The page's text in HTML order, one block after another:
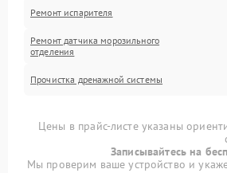
Ремонт испарителя
Ремонт датчика морозильного
отделения
Прочистка дренажной системы
Цены в прайс-листе указаны
Записывайтесь на
Мы проверим ваше устройство и